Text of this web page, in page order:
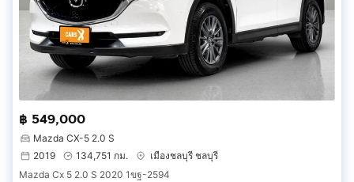
฿ 549,000
Mazda CX-5 2.0 S
2019
134,751 กม.
เมืองชลบุรี ชลบุรี
Mazda Cx 5 2.0 S 2020 1ขฐ-2594